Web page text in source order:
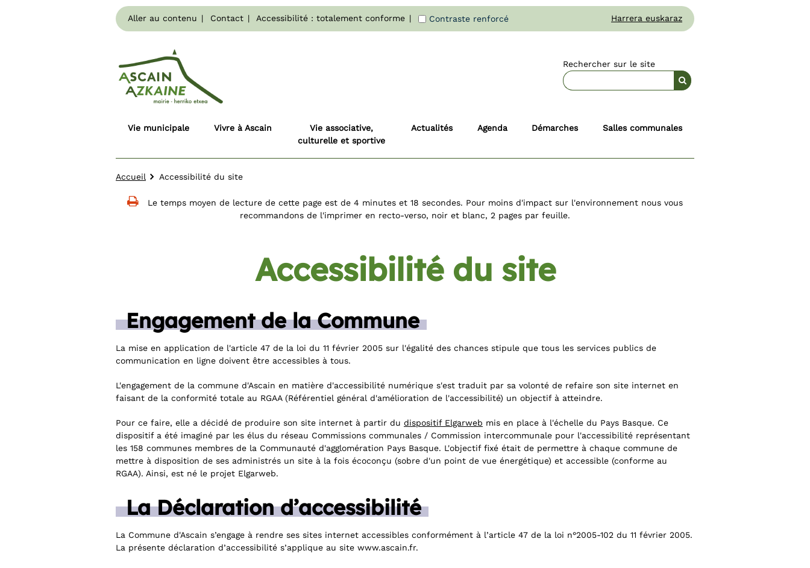
Aller au contenu Contact Accessibilité : totalement conforme Contraste renforcé Harrera euskaraz
Rechercher sur le site
Vie municipale Vivre à Ascain
Vie associative,
culturelle et sportive
Actualités Agenda Démarches Salles communales
Accueil Accessibilité du site
Le temps moyen de lecture de cette page est de 4 minutes et 18 secondes. Pour moins d'impact sur l'environnement nous vous
recommandons de l'imprimer en recto-verso, noir et blanc, 2 pages par feuille.
Accessibilité du site
Engagement de la Commune
La mise en application de l'article 47 de la loi du 11 février 2005 sur l'égalité des chances stipule que tous les services publics de
communication en ligne doivent être accessibles à tous.
L'engagement de la commune d'Ascain en matière d'accessibilité numérique s'est traduit par sa volonté de refaire son site internet en
faisant de la conformité totale au RGAA (Référentiel général d'amélioration de l'accessibilité) un objectif à atteindre.
Pour ce faire, elle a décidé de produire son site internet à partir du dispositif Elgarweb mis en place à l'échelle du Pays Basque. Ce
dispositif a été imaginé par les élus du réseau Commissions communales / Commission intercommunale pour l'accessibilité représentant
les 158 communes membres de la Communauté d'agglomération Pays Basque. L'objectif fixé était de permettre à chaque commune de
mettre à disposition de ses administrés un site à la fois écoconçu (sobre d'un point de vue énergétique) et accessible (conforme au
RGAA). Ainsi, est né le projet Elgarweb.
La Déclaration d’accessibilité
La Commune d'Ascain s’engage à rendre ses sites internet accessibles conformément à l’article 47 de la loi n°2005-102 du 11 février 2005.
La présente déclaration d’accessibilité s’applique au site www.ascain.fr.